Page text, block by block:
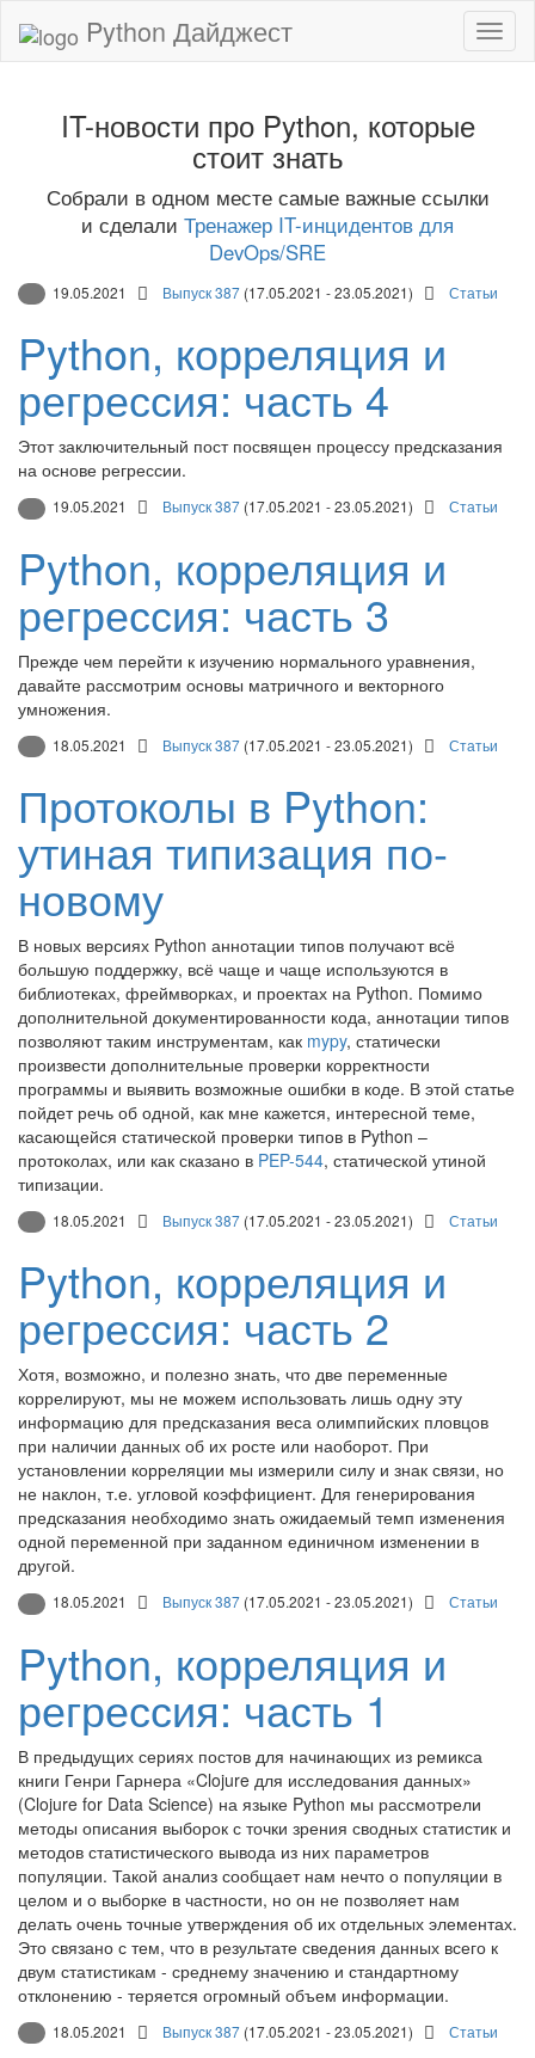
Python Дайджест
IT-новости про Python, которые
стоит знать
Собрали в одном месте самые важные ссылки
и сделали Тренажер IT-инцидентов для
DevOps/SRE
19.05.2021 Выпуск 387 (17.05.2021 - 23.05.2021) Статьи
Python, корреляция и
регрессия: часть 4
Этот заключительный пост посвящен процессу предсказания
на основе регрессии.
19.05.2021 Выпуск 387 (17.05.2021 - 23.05.2021) Статьи
Python, корреляция и
регрессия: часть 3
Прежде чем перейти к изучению нормального уравнения,
давайте рассмотрим основы матричного и векторного
умножения.
18.05.2021 Выпуск 387 (17.05.2021 - 23.05.2021) Статьи
Протоколы в Python:
утиная типизация по-
новому
В новых версиях Python аннотации типов получают всё
большую поддержку, всё чаще и чаще используются в
библиотеках, фреймворках, и проектах на Python. Помимо
дополнительной документированности кода, аннотации типов
позволяют таким инструментам, как mypy, статически
произвести дополнительные проверки корректности
программы и выявить возможные ошибки в коде. В этой статье
пойдет речь об одной, как мне кажется, интересной теме,
касающейся статической проверки типов в Python –
протоколах, или как сказано в PEP-544, статической утиной
типизации.
18.05.2021 Выпуск 387 (17.05.2021 - 23.05.2021) Статьи
Python, корреляция и
регрессия: часть 2
Хотя, возможно, и полезно знать, что две переменные
коррелируют, мы не можем использовать лишь одну эту
информацию для предсказания веса олимпийских пловцов
при наличии данных об их росте или наоборот. При
установлении корреляции мы измерили силу и знак связи, но
не наклон, т.е. угловой коэффициент. Для генерирования
предсказания необходимо знать ожидаемый темп изменения
одной переменной при заданном единичном изменении в
другой.
18.05.2021 Выпуск 387 (17.05.2021 - 23.05.2021) Статьи
Python, корреляция и
регрессия: часть 1
В предыдущих сериях постов для начинающих из ремикса
книги Генри Гарнера «Clojure для исследования данных»
(Clojure for Data Science) на языке Python мы рассмотрели
методы описания выборок с точки зрения сводных статистик и
методов статистического вывода из них параметров
популяции. Такой анализ сообщает нам нечто о популяции в
целом и о выборке в частности, но он не позволяет нам
делать очень точные утверждения об их отдельных элементах.
Это связано с тем, что в результате сведения данных всего к
двум статистикам - среднему значению и стандартному
отклонению - теряется огромный объем информации.
18.05.2021 Выпуск 387 (17.05.2021 - 23.05.2021) Статьи